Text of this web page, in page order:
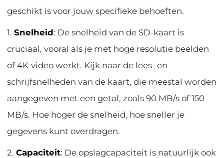
geschikt is voor jouw specifieke behoeften.
1.Snelheid: De snelheid van de SD-kaart is
cruciaal, vooral als je met hoge resolutie beelden
of 4K-video werkt. Kijk naar de lees- en
schrijfsnelheden van de kaart, die meestal worden
aangegeven met een getal, zoals 90 MB/s of 150
MB/s. Hoe hoger de snelheid, hoe sneller je
gegevens kunt overdragen.
2.Capaciteit: De opslagcapaciteit is natuurlijk ook